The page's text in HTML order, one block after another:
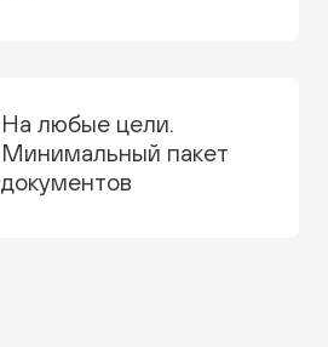
На любые цели.
Минимальный пакет
документов